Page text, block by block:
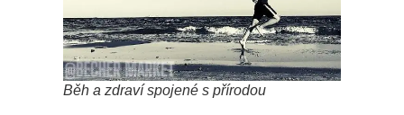
Běh a zdraví spojené s přírodou